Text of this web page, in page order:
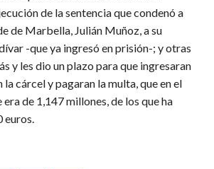
de la sentencia que condenó a
de Marbella, Julián Muñoz, a su
-que ya ingresó en prisión-; y otras
y les dio un plazo para que ingresaran
cárcel y pagaran la multa, que en el
de 1,147 millones, de los que ha
euros.